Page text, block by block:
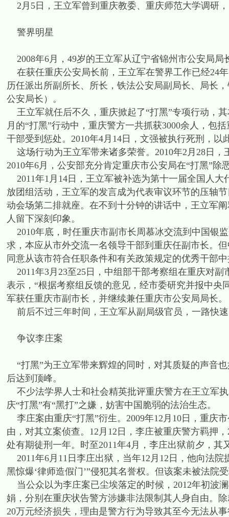
2月5日，王立军曾到重庆教委、重庆师范大学调研
警界明星
2008年6月，49岁的王立军从辽宁省锦州市公安局
在获任重庆公安局长前，王立军在警界工作已经24
历任派出所副所长、所长，铁法公安局副局长、局长
公安局长）。
王立军就任后不久，重庆掀起了“打黑”专项行动，
月的“打黑”行动中，重庆警方一共抓获3000余人，包
干部受到惩处。2010年4月14日，文强被执行死刑，以
这场行动为王立军带来诸多荣誉。2010年2月28日，
2010年6月，公安部充分肯定重庆市公安局在“打黑”
2011年1月14日，王立军被补选为第十一届全国人
放团组活动，王立军的发言成为代表审议环节的压轴
动会场第二排就座。在不到十分钟的讲话中，王立军
人留下深刻印象。
2010年底，时任重庆市副市长周慕冰交流到中国银
求，本应从市外交流一名领导干部到重庆任副市长。
同意从该市符合任职条件和有关政策规定的优秀干部
2011年3月23至25日，中组部干部考察组在重庆对
表示，“根据考察组反馈的意见，经市委研究并报中央
军获任重庆市副市长，并继续兼任重庆市公安局局长。
前后不过三年时间，王立军从副局级官员，一路快
争议李庄案
“打黑”为王立军带来辉煌的同时，对其质疑的声音
后达到顶峰。
不少法学界人士和社会精英批评重庆警方在王立军
庆“打黑”有“黑打”之嫌，妨害中国脆弱的法治生态。
李庄案由重庆“打黑”衍生。2009年12月10日，重庆
由，对其立案侦查。12月12日，李庄被重庆警方羁押
处有期徒刑一年。时至2011年4月，李庄出狱前夕，
2011年6月11日李庄出狱，当年12月12日，他向法
黑惊爆‘律师造假门’”侵犯其名誉权。但该案未被法院
当公众以为李庄案已尘埃落定的时候，2012年初波
娟，分别在重庆状告警方涉嫌非法限制其人身自由。
20万元经济损失，理由是警方行为导致其至今无法从